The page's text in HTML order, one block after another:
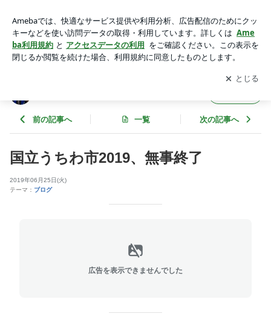
～蕃茄庵日録～
アプリをダウンロードして ブログの更新通知
を受け取りまし
ょう。
開く
前の記事へ 一覧 次の記事へ
国立うちわ市2019、無事終了
2019年06月25日(火)
テーマ： ブログ
広告を表示できませんでした